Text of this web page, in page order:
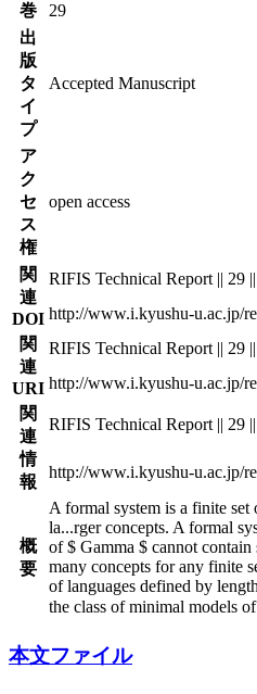
巻
29
出
版
タ
イ
プ
Accepted Manuscript
ア
ク
セ
ス
権
open access
関
連
DOI
RIFIS Technical Report || 29
http://www.i.kyushu-u.ac.jp/
関
連
URI
RIFIS Technical Report || 29
http://www.i.kyushu-u.ac.jp/
関
連
情
報
RIFIS Technical Report || 29
http://www.i.kyushu-u.ac.jp/
概
要
A formal system is a finite set
la...rger concepts. A formal
of $ Gamma $ cannot
many concepts for any finite
of languages defined by
the class of minimal models
本文ファイル